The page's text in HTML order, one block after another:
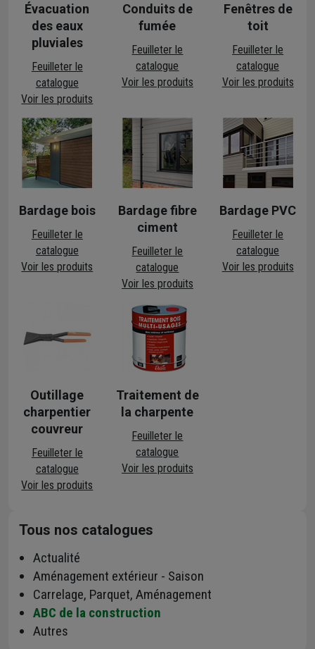
Évacuation
des eaux
pluviales
Feuilleter le
catalogue
Voir les produits
Conduits de
fumée
Feuilleter le
catalogue
Voir les produits
Fenêtres de
toit
Feuilleter le
catalogue
Voir les produits
Bardage bois
Feuilleter le
catalogue
Voir les produits
Bardage fibre
ciment
Feuilleter le
catalogue
Voir les produits
Bardage PVC
Feuilleter le
catalogue
Voir les produits
Outillage
charpentier
couvreur
Feuilleter le
catalogue
Voir les produits
Traitement de
la charpente
Feuilleter le
catalogue
Voir les produits
Tous nos catalogues
Actualité
Aménagement extérieur - Saison
Carrelage, Parquet, Aménagement
ABC de la construction
Autres